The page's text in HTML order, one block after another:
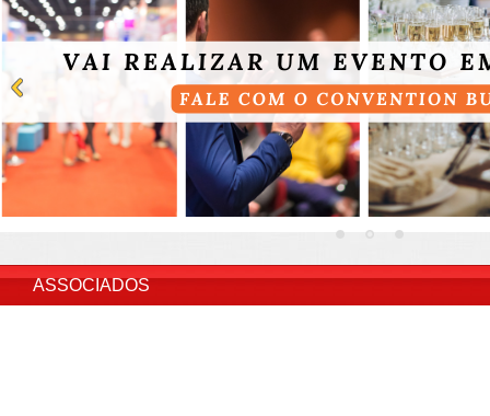
ASSOCIADOS